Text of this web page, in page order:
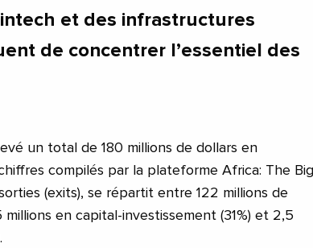
et des infrastructures
de concentrer l’essentiel des
un total de 180 millions de dollars en
compilés par la plateforme Africa: The Big
(exits), se répartit entre 122 millions de
en capital-investissement (31%) et 2,5